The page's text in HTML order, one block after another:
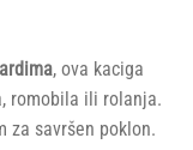
, ova kaciga
romobila ili rolanja.
za savršen poklon.